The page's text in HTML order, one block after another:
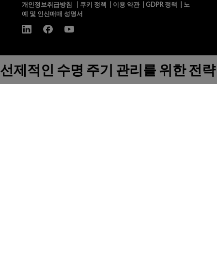
개인정보취급방침
쿠키 정책 이용 약관| GDPR 정책
노
예 및 인신매매 성명서
선제적인 수명 주기 관리를 위한 전략